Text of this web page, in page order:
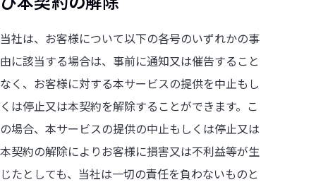
当社は、お客様について以下の各号のいずれかの事
由に該当する場合は、事前に通知又は催告すること
なく、お客様に対する本サービスの提供を中止もし
くは停止又は本契約を解除することができます。こ
の場合、本サービスの提供の中止もしくは停止又は
本契約の解除によりお客様に損害又は不利益等が生
じたとしても、当社は一切の責任を負わないものと